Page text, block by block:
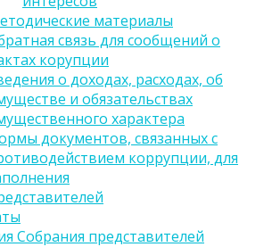
материалы
связь для сообщений о
корупции
о доходах, расходах, об
и обязательствах
характера
документов, связанных с
коррупции, для
Собрания представителей